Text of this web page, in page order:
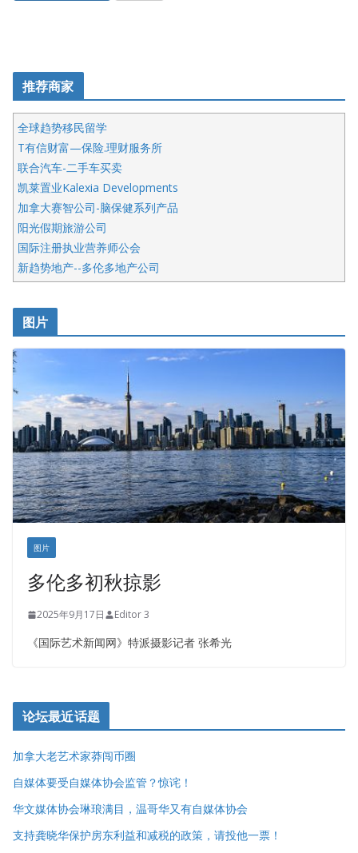
推荐商家
全球趋势移民留学
T有信财富—保险.理财服务所
联合汽车-二手车买卖
凯莱置业Kalexia Developments
加拿大赛智公司-脑保健系列产品
阳光假期旅游公司
国际注册执业营养师公会
新趋势地产--多伦多地产公司
呱呱电器
开明车行KS CAR SALES & SERVICE
健健宝公司
皇后金融集团
正点印艺设计
图片
图片
多伦多初秋掠影
2025年9月17日 Editor 3
《国际艺术新闻网》特派摄影记者 张希光
论坛最近话题
加拿大老艺术家莽闯币圈
自媒体要受自媒体协会监管？惊诧！
华文媒体协会琳琅满目，温哥华又有自媒体协会
支持龚晓华保护房东利益和减税的政策，请投他一票！